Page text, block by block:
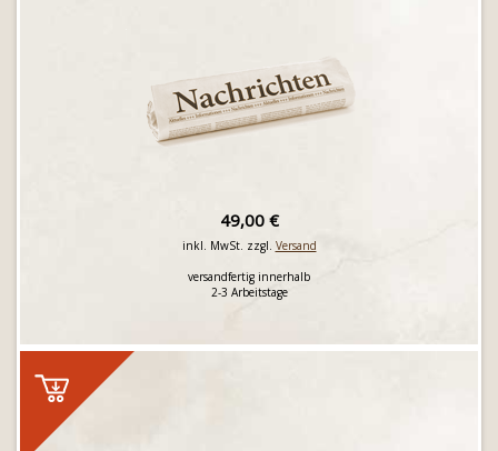
49,00 €
inkl. MwSt. zzgl. Versand
versandfertig innerhalb
2-3 Arbeitstage